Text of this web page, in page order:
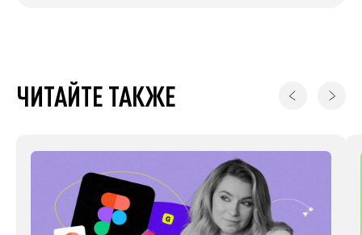
ЧИТАЙТЕ ТАКЖЕ